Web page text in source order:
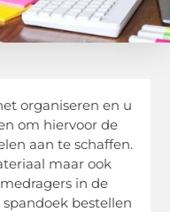
organiseren en u
om hiervoor de
aan te schaffen.
maar ook
in de
bestellen